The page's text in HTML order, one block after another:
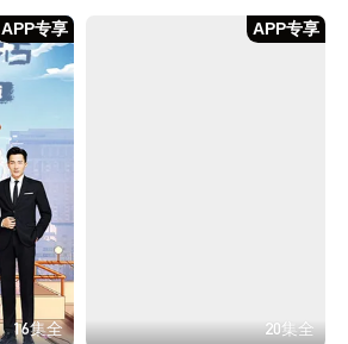
APP专享
16集全
APP专享
20集全